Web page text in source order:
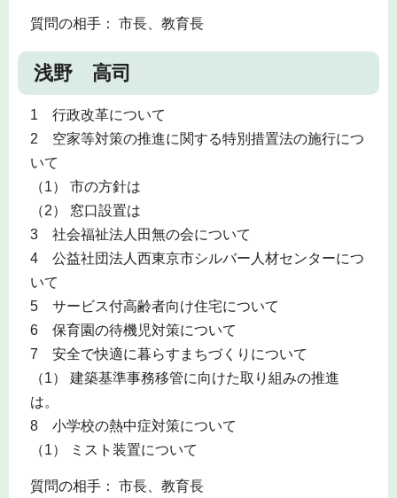
質問の相手： 市長、教育長
浅野 高司
1 行政改革について
2 空家等対策の推進に関する特別措置法の施行につ
いて
（1） 市の方針は
（2） 窓口設置は
3 社会福祉法人田無の会について
4 公益社団法人西東京市シルバー人材センターにつ
いて
5 サービス付高齢者向け住宅について
6 保育園の待機児対策について
7 安全で快適に暮らすまちづくりについて
（1） 建築基準事務移管に向けた取り組みの推進
は。
8 小学校の熱中症対策について
（1） ミスト装置について
質問の相手： 市長、教育長